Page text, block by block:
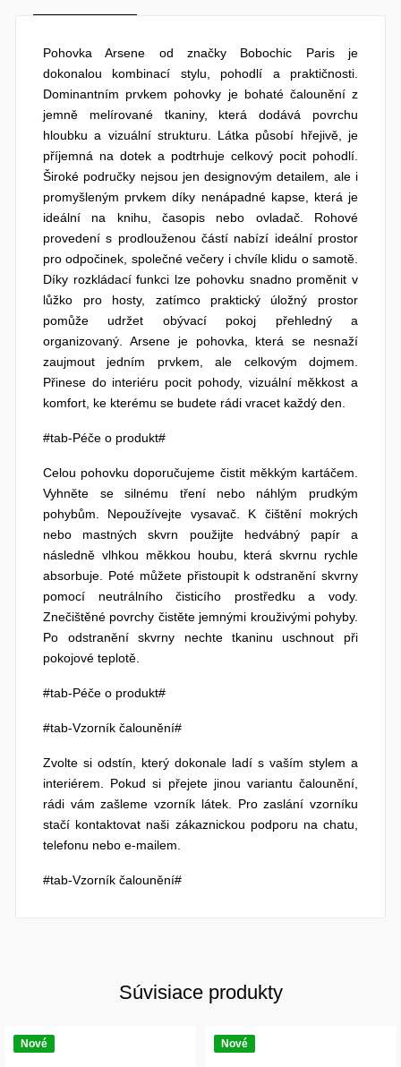
Pohovka Arsene od značky Bobochic Paris je
dokonalou kombinací stylu, pohodlí a praktičnosti.
Dominantním prvkem pohovky je bohaté čalounění z
jemně melírované tkaniny, která dodává povrchu
hloubku a vizuální strukturu. Látka působí hřejivě, je
příjemná na dotek a podtrhuje celkový pocit pohodlí.
Široké područky nejsou jen designovým detailem, ale i
promyšleným prvkem díky nenápadné kapse, která je
ideální na knihu, časopis nebo ovladač. Rohové
provedení s prodlouženou částí nabízí ideální prostor
pro odpočinek, společné večery i chvíle klidu o samotě.
Díky rozkládací funkci lze pohovku snadno proměnit v
lůžko pro hosty, zatímco praktický úložný prostor
pomůže udržet obývací pokoj přehledný a
organizovaný. Arsene je pohovka, která se nesnaží
zaujmout jedním prvkem, ale celkovým dojmem.
Přinese do interiéru pocit pohody, vizuální měkkost a
komfort, ke kterému se budete rádi vracet každý den.
#tab-Péče o produkt#
Celou pohovku doporučujeme čistit měkkým kartáčem.
Vyhněte se silnému tření nebo náhlým prudkým
pohybům. Nepoužívejte vysavač. K čištění mokrých
nebo mastných skvrn použijte hedvábný papír a
následně vlhkou měkkou houbu, která skvrnu rychle
absorbuje. Poté můžete přistoupit k odstranění skvrny
pomocí neutrálního čisticího prostředku a vody.
Znečištěné povrchy čistěte jemnými krouživými pohyby.
Po odstranění skvrny nechte tkaninu uschnout při
pokojové teplotě.
#tab-Péče o produkt#
#tab-Vzorník čalounění#
Zvolte si odstín, který dokonale ladí s vaším stylem a
interiérem. Pokud si přejete jinou variantu čalounění,
rádi vám zašleme vzorník látek. Pro zaslání vzorníku
stačí kontaktovat naši zákaznickou podporu na chatu,
telefonu nebo e-mailem.
#tab-Vzorník čalounění#
Súvisiace produkty
Nové Nové